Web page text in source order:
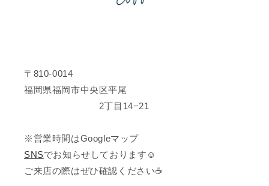
〒810-0014
福岡県福岡市中央区平尾
2丁目14−21
※営業時間はGoogleマップ
SNSでお知らせしております☺️
ご来店の際はぜひ確認ください☕️